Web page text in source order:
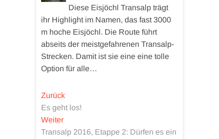
Diese Eisjöchl Transalp trägt
ihr Highlight im Namen, das fast 3000
m hoche Eisjöchl. Die Route führt
abseits der meistgefahrenen Transalp-
Strecken. Damit ist sie eine eine tolle
Option für alle…
Beitragsnavigation
ZurückVorheriger
Beitrag:
Es geht los!
WeiterNächster
Beitrag:
Transalp 2016, Etappe 2: Dürfen es ein